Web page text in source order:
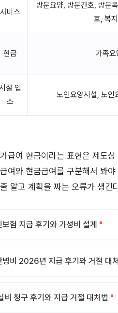
서비스
방문요양, 방문간호, 방문
호, 복
현금 가족요
설 입
소
노인요양시설, 노인
급여 현금이라는 표현은 제도
여와 현금급여를 구분해서 봐
알고 계획을 짜는 오류가 생긴
보험 지급 후기와 가성비 설계
병비 2026년 지급 후기와 거절 대
비 청구 후기와 지급 거절 대처법